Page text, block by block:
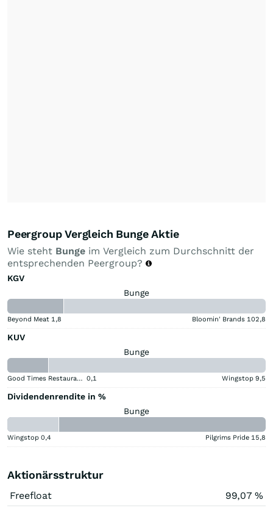
Peergroup Vergleich Bunge Aktie
Wie steht Bunge im Vergleich zum Durchschnitt der
entsprechenden Peergroup?
KGV
Bunge
Beyond Meat 1,8 Bloomin' Brands 102,8
KUV
Bunge
Good Times Restaurants 0,1 Wingstop 9,5
Dividendenrendite in %
Bunge
Wingstop 0,4 Pilgrims Pride 15,8
Aktionärsstruktur
Freefloat
99,07 %